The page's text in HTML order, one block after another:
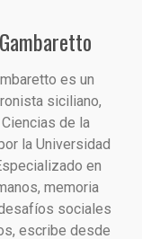
es un
siciliano,
de la
la Universidad
en
memoria
sociales
escribe desde